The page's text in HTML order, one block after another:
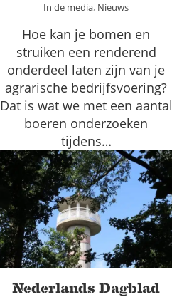
In de media, Nieuws
Hoe kan je bomen en
struiken een renderend
onderdeel laten zijn van je
agrarische bedrijfsvoering?
Dat is wat we met een aantal
boeren onderzoeken
tijdens…
Nederlands Dagblad
Artikel In de media Nieuws
Nederlands Dagblad